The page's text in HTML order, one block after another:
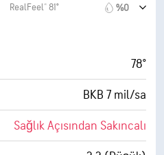
%14
28° F
10 (Çok Parlak)
%0
RealFeel® 81° %0
78°
BKB 7 mil/sa
Sağlık Açısından Sakıncalı